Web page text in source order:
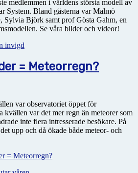
medlemmen i världens största modell av
System. Bland gästerna var Malmö
Sylvia Björk samt prof Gösta Gahm, en
Se våra bilder och videor!
invigd
= Meteorregn?
var observatoriet öppet för
kvällen var det mer regn än meteorer som
inte flera intresserade besökare. På
upp och då ökade både meteor- och
= Meteorregn?